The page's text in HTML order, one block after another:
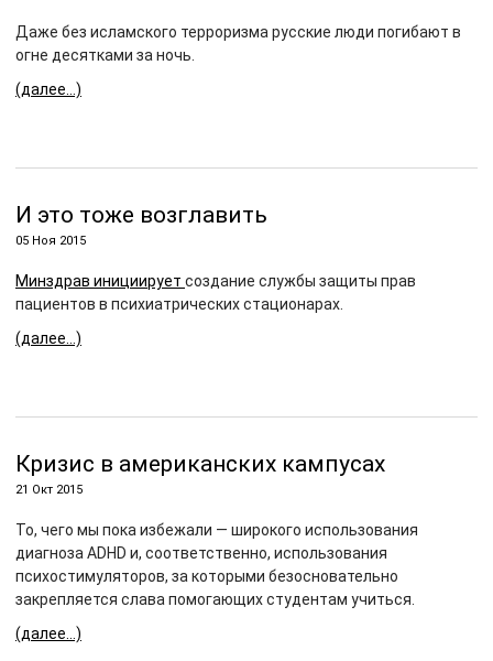
Даже без исламского терроризма русские люди погибают в
огне десятками за ночь.
(далее…)
И это тоже возглавить
05 Ноя 2015
Минздрав инициирует создание службы защиты прав
пациентов в психиатрических стационарах.
(далее…)
Кризис в американских кампусах
21 Окт 2015
То, чего мы пока избежали — широкого использования
диагноза ADHD и, соответственно, использования
психостимуляторов, за которыми безосновательно
закрепляется слава помогающих студентам учиться.
(далее…)